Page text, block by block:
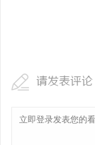
请发表评论